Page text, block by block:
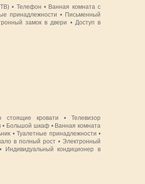
• Телефон • Ванная комната с
принадлежности • Письменный
замок в двери • Доступ в
кровати • Телевизор
• Большой шкаф • Ванная комната
• Туалетные принадлежности •
в полный рост • Электронный
кондиционер в